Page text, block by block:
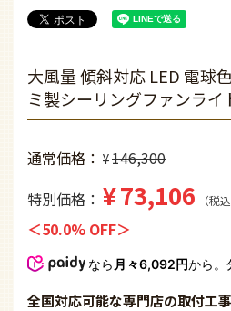
大風量 傾斜対応 LED 電球
ミ製シーリングファンライ
通常価格 ¥146,300
特別価格
¥73,106 税込
50.0% OFF
なら 月々6,092円から。
全国対応可能な専門店の取付工